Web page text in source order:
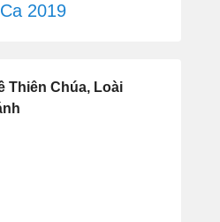
2019
Thiên Chúa, Loài